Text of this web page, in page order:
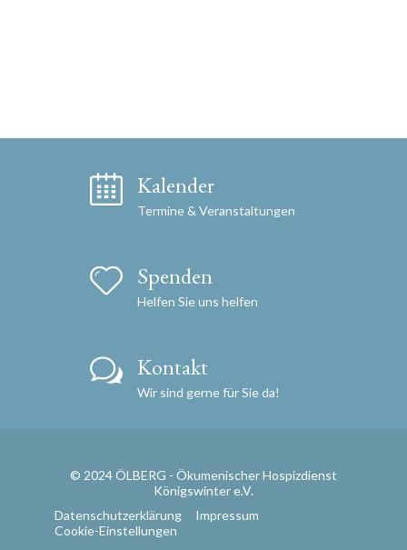
Kalender
Termine & Veranstaltungen
Spenden
Helfen Sie uns helfen
Kontakt
Wir sind gerne für Sie da!
© 2024 ÖLBERG - Ökumenischer Hospizdienst
Königswinter e.V.
Datenschutzerklärung
Impressum
Cookie-Einstellungen